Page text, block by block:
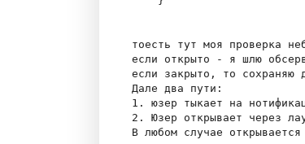
тоесть тут моя проверка
если открыто - я шлю
если закрыто, то сохраняю
Дале два пути:
1. юзер тыкает на
2. Юзер открывает через
В любом случае